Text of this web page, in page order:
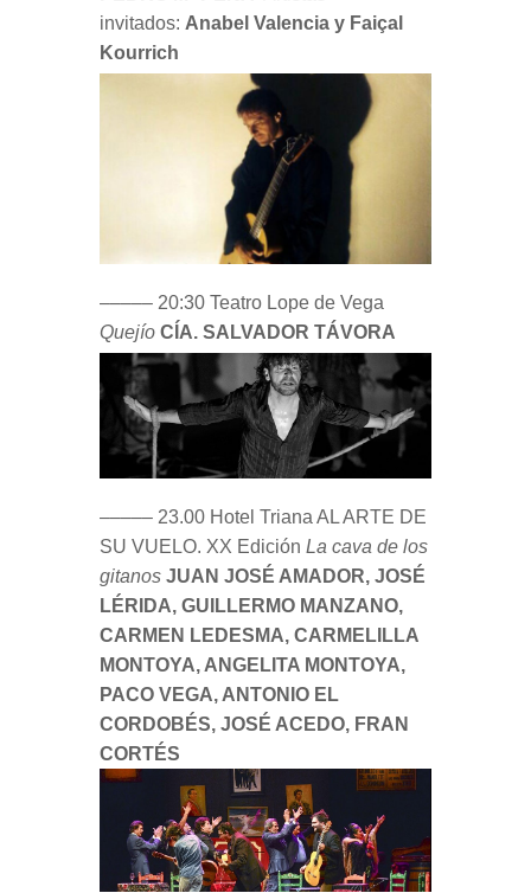
invitados: Anabel Valencia y Faiçal
Kourrich
––––– 20:30 Teatro Lope de Vega
Quejío CÍA. SALVADOR TÁVORA
––––– 23.00 Hotel Triana AL ARTE DE
SU VUELO. XX Edición La cava de los
gitanos JUAN JOSÉ AMADOR, JOSÉ
LÉRIDA, GUILLERMO MANZANO,
CARMEN LEDESMA, CARMELILLA
MONTOYA, ANGELITA MONTOYA,
PACO VEGA, ANTONIO EL
CORDOBÉS, JOSÉ ACEDO, FRAN
CORTÉS